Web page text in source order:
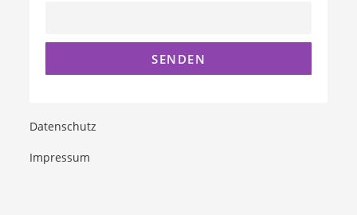
Datenschutz
Impressum